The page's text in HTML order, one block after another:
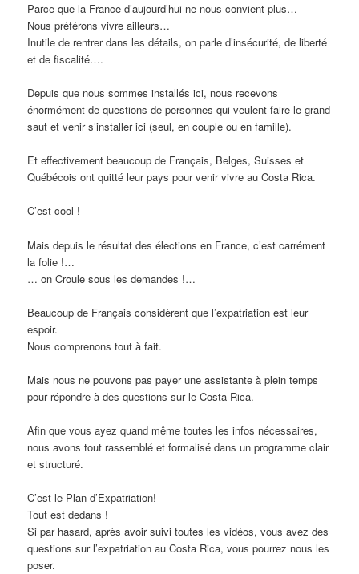
Parce que la France d’aujourd’hui ne nous convient plus…
Nous préférons vivre ailleurs…
Inutile de rentrer dans les détails, on parle d’insécurité, de liberté
et de fiscalité….
Depuis que nous sommes installés ici, nous recevons
énormément de questions de personnes qui veulent faire le grand
saut et venir s’installer ici (seul, en couple ou en famille).
Et effectivement beaucoup de Français, Belges, Suisses et
Québécois ont quitté leur pays pour venir vivre au Costa Rica.
C’est cool !
Mais depuis le résultat des élections en France, c’est carrément
la folie !…
… on Croule sous les demandes !…
Beaucoup de Français considèrent que l’expatriation est leur
espoir.
Nous comprenons tout à fait.
Mais nous ne pouvons pas payer une assistante à plein temps
pour répondre à des questions sur le Costa Rica.
Afin que vous ayez quand même toutes les infos nécessaires,
nous avons tout rassemblé et formalisé dans un programme clair
et structuré.
C’est le Plan d’Expatriation!
Tout est dedans !
Si par hasard, après avoir suivi toutes les vidéos, vous avez des
questions sur l’expatriation au Costa Rica, vous pourrez nous les
poser.